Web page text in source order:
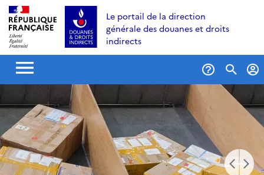
Aller
au
contenu
Aller
recherche
Aller
au
menu
Le portail de la direction
générale des douanes et droits
indirects
de